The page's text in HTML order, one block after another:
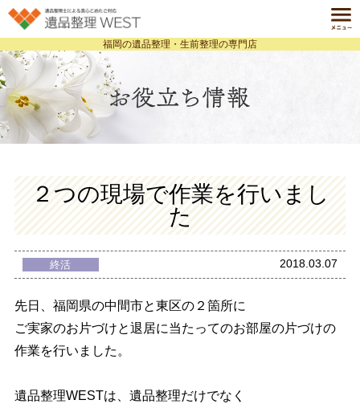
福岡の遺品整理・生前整理の専門店
２つの現場で作業を行いまし
た
終活 2018.03.07
先日、福岡県の中間市と東区の２箇所に
ご実家のお片づけと退居に当たってのお部屋の片づけの
作業を行いました。
遺品整理WESTは、遺品整理だけでなく
ホーム
遺品整理とは
ABOUT
料金案内
PRICE
事例紹介
CASE
会社案内
COMPANY
個人情報保護方針 お役立ち情報ブログ